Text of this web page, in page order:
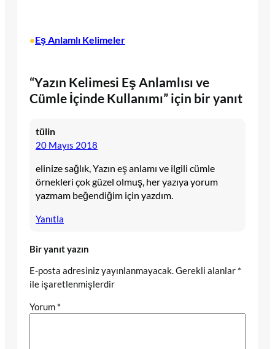
•Eş Anlamlı Kelimeler
“Yazın Kelimesi Eş Anlamlısı ve
Cümle İçinde Kullanımı” için bir yanıt
tülin
20 Mayıs 2018
elinize sağlık, Yazın eş anlamı ve ilgili cümle
örnekleri çok güzel olmuş, her yazıya yorum
yazmam beğendiğim için yazdım.
Yanıtla
Bir yanıt yazın
E-posta adresiniz yayınlanmayacak.Gerekli alanlar *
ile işaretlenmişlerdir
Yorum *